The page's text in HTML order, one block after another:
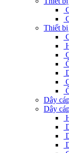
Thiết
Dây
Dây